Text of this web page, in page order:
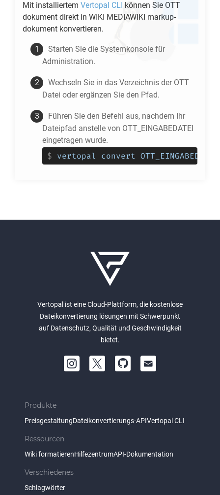
Mit installiertem Vertopal CLI können Sie OTT
dokument direkt in WIKI MEDIAWIKI markup-
dokument konvertieren.
Starten Sie die Systemkonsole für
Administration.
Wechseln Sie in das Verzeichnis der OTT
Datei oder ergänzen Sie den Pfad.
Führen Sie den Befehl aus, nachdem Ihr
Dateipfad anstelle von OTT_EINGABEDATEI
eingetragen wurde.
$ vertopal convert
Vertopal ist eine Cloud-Plattform, die kostenlose
Dateikonvertierung lösungen mit Schwerpunkt
auf Datenschutz, Qualität und Geschwindigkeit
bietet.
Produkte
PreisgestaltungDateikonvertierungs-APIVertopal CLI
Ressourcen
Wiki formatierenHilfezentrumAPI-Dokumentation
Verschiedenes
Schlagwörter